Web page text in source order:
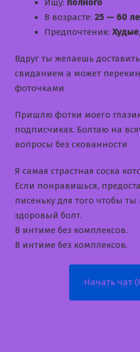
Ищу: полного
В возрасте: 25 — 60
Предпочтения:
Вдруг ты желаешь
свиданием а может
фоточками
Пришлю фотки моего
подписчиках. Болтаю на
вопросы без скованности
Я самая страстная соска
Если понравишься,
писеньку для того чтобы ты
здоровый болт.
В интиме без комплексов.
В интиме без комплексов.
Начать чат